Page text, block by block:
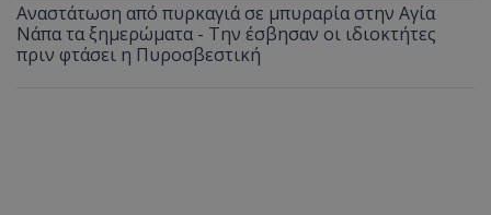
Αναστάτωση από πυρκαγιά σε μπυραρία στην Αγία
Νάπα τα ξημερώματα - Την έσβησαν οι ιδιοκτήτες
πριν φτάσει η Πυροσβεστική